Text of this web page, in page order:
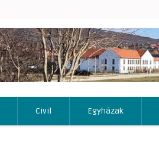
Civil Egyházak